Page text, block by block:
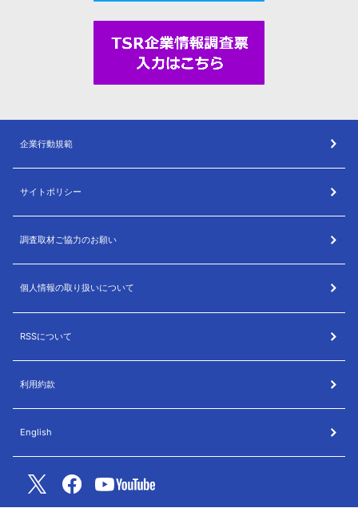
企業行動規範
サイトポリシー
調査取材ご協力のお願い
個人情報の取り扱いについて
RSSについて
利用約款
English